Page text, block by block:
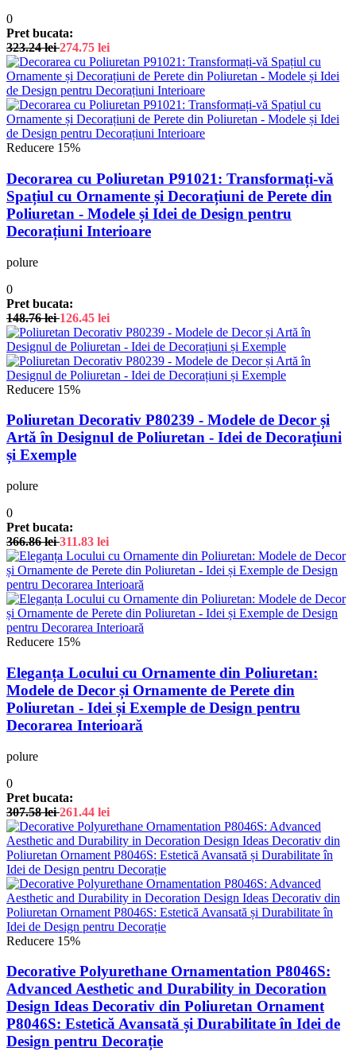
0
Pret bucata:
323.24lei 274.75 lei
Reducere 15%
Decorarea cu Poliuretan P91021: Transformați-vă
Spațiul cu Ornamente și Decorațiuni de Perete din
Poliuretan - Modele și Idei de Design pentru
Decorațiuni Interioare
polure
0
Pret bucata:
148.76lei 126.45 lei
Reducere 15%
Poliuretan Decorativ P80239 - Modele de Decor și
Artă în Designul de Poliuretan - Idei de Decorațiuni
și Exemple
polure
0
Pret bucata:
366.86lei 311.83 lei
Reducere 15%
Eleganța Locului cu Ornamente din Poliuretan:
Modele de Decor și Ornamente de Perete din
Poliuretan - Idei și Exemple de Design pentru
Decorarea Interioară
polure
0
Pret bucata:
307.58lei 261.44 lei
Reducere 15%
Decorative Polyurethane Ornamentation P8046S:
Advanced Aesthetic and Durability in Decoration
Design Ideas Decorativ din Poliuretan Ornament
P8046S: Estetică Avansată și Durabilitate în Idei de
Design pentru Decorație